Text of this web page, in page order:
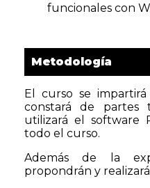
funcionales con
Metodología
El curso se
constará de partes
utilizará el software
todo el curso.
Además de la
propondrán y